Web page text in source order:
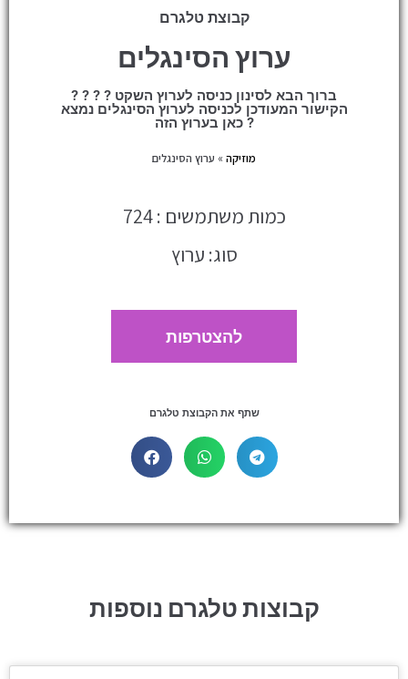
קבוצת טלגרם
ערוץ הסינגלים
? ברוך הבא לסינון כניסה לערוץ השקט ? ? ?
הקישור המעודכן לכניסה לערוץ הסינגלים נמצא
כאן בערוץ הזה ?
מוזיקה » ערוץ הסינגלים
כמות משתמשים : 724
סוג: ערוץ
להצטרפות
שתף את הקבוצת טלגרם
קבוצות טלגרם נוספות